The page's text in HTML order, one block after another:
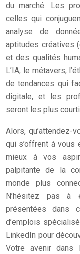
du marché. Les
celles qui
analyse de
aptitudes créatives
et des qualités
L’IA, le métavers,
de tendances qui
digitale, et les
seront les plus
Alors,
qui s’offrent à
mieux à vos
palpitante de la
monde plus
N’hésitez pas à
présentées dans
d’emplois
LinkedIn pour
Votre avenir dans